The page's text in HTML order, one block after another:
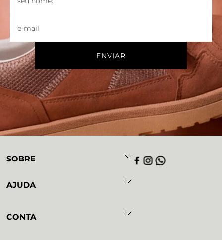
SOBRE
AJUDA
CONTA